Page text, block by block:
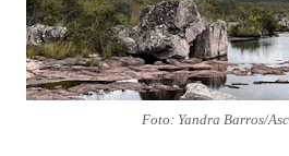
Foto: Yandra Barros/